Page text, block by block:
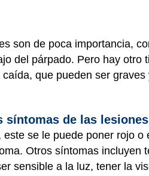
son de poca importancia,
del párpado. Pero hay otro
que pueden ser
síntomas de las
se le puede poner rojo
Otros síntomas incluyen
sensible a la luz, tener la